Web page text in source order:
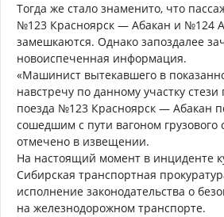
Тогда же стало знаменито, что
№123 Красноярск — Абакан и №124
замешкаются. Однако запоздалее
новоиспеченная информация.
«Машинист вытекавшего в
навстречу по данному участку стези
поезда №123 Красноярск — Абакан
сошедшим с пути вагоном грузового
отмечено в извещении.
На настоящий момент в инциденте
Сибирская транспортная
исполнение законодательства о
на железнодорожном транспорте.